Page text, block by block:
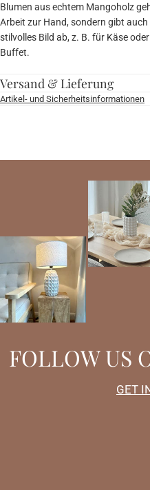
Blumen aus echtem Mangoholz
Arbeit zur Hand, sondern gibt
stilvolles Bild ab, z. B. für Käse
Buffet.
Versand & Lieferung
Artikel- und Sicherheitsinformationen
FOLLOW US
GET